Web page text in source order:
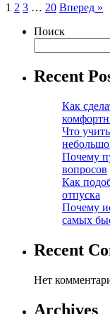
Пагинация
записей
1 2 3 … 20 Вперед »
Поиск
Recent
Как
Что
Почему
вопросов
Как
отпуска
Почему
самых
Recent
Нет
Archives